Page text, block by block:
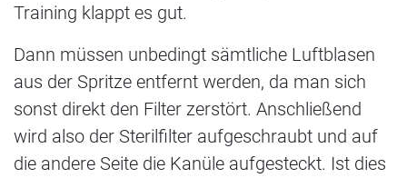
Training klappt es gut.
Dann müssen unbedingt sämtliche Luftblasen
aus der Spritze entfernt werden, da man sich
sonst direkt den Filter zerstört. Anschließend
wird also der Sterilfilter aufgeschraubt und auf
die andere Seite die Kanüle aufgesteckt. Ist dies